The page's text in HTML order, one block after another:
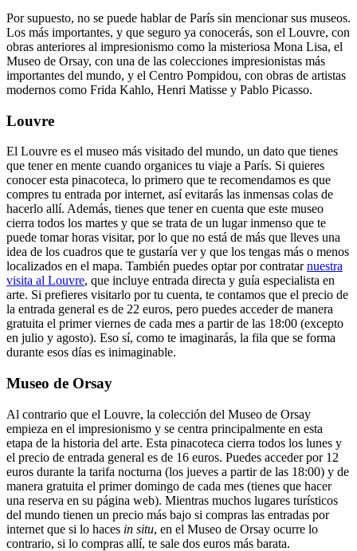
Por supuesto, no se puede hablar de París sin mencionar sus museos.
Los más importantes, y que seguro ya conocerás, son el Louvre, con
obras anteriores al impresionismo como la misteriosa Mona Lisa, el
Museo de Orsay, con una de las colecciones impresionistas más
importantes del mundo, y el Centro Pompidou, con obras de artistas
modernos como Frida Kahlo, Henri Matisse y Pablo Picasso.
Louvre
El Louvre es el museo más visitado del mundo, un dato que tienes
que tener en mente cuando organices tu viaje a París. Si quieres
conocer esta pinacoteca, lo primero que te recomendamos es que
compres tu entrada por internet, así evitarás las inmensas colas de
hacerlo allí. Además, tienes que tener en cuenta que este museo
cierra todos los martes y que se trata de un lugar inmenso que te
puede tomar horas visitar, por lo que no está de más que lleves una
idea de los cuadros que te gustaría ver y que los tengas más o menos
localizados en el mapa. También puedes optar por contratarnuestra
visita al Louvre, que incluye entrada directa y guía especialista en
arte. Si prefieres visitarlo por tu cuenta, te contamos que el precio de
la entrada general es de 22 euros, pero puedes acceder de manera
gratuita el primer viernes de cada mes a partir de las 18:00 (excepto
en julio y agosto). Eso sí, como te imaginarás, la fila que se forma
durante esos días es inimaginable.
Museo de Orsay
Al contrario que el Louvre, la colección del Museo de Orsay
empieza en el impresionismo y se centra principalmente en esta
etapa de la historia del arte. Esta pinacoteca cierra todos los lunes y
el precio de entrada general es de 16 euros. Puedes acceder por 12
euros durante la tarifa nocturna (los jueves a partir de las 18:00) y de
manera gratuita el primer domingo de cada mes (tienes que hacer
una reserva en su página web). Mientras muchos lugares turísticos
del mundo tienen un precio más bajo si compras las entradas por
internet que si lo haces in situ, en el Museo de Orsay ocurre lo
contrario, si lo compras allí, te sale dos euros más barata.